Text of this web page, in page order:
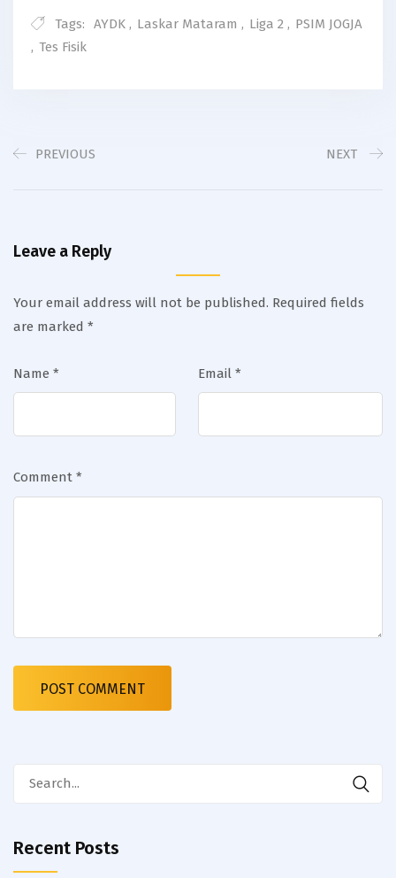
Tags: AYDK , Laskar Mataram , Liga 2 , PSIM JOGJA
, Tes Fisik
PREVIOUS NEXT
Leave a Reply
Your email address will not be published. Required fields
are marked *
Name * Email *
Comment *
Recent Posts